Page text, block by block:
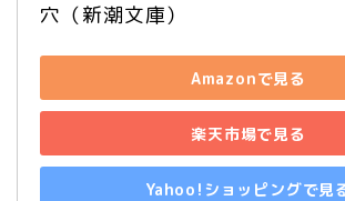
穴（新潮文庫）
Amazonで見る
楽天市場で見る
Yahoo!ショッピングで見